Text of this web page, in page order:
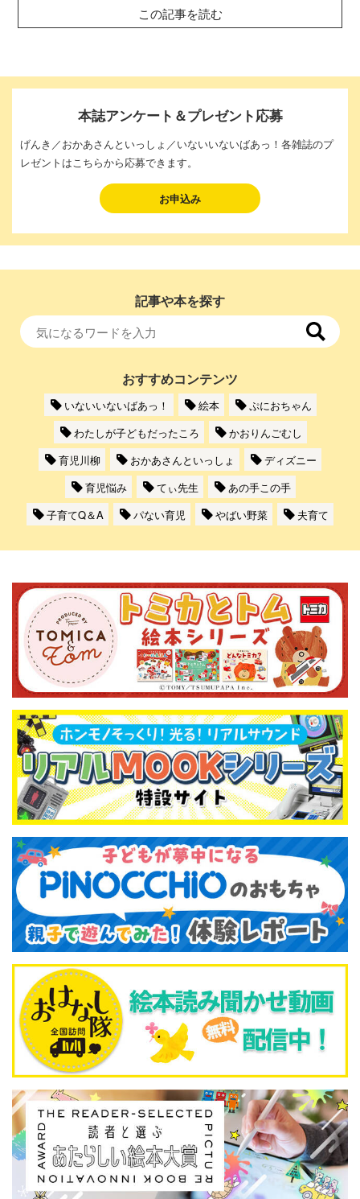
この記事を読む
本誌アンケート＆プレゼント応募
げんき／おかあさんといっしょ／いないいないばあっ！各雑誌のプ
レゼントはこちらから応募できます。
お申込み
記事や本を探す
おすすめコンテンツ
いないいないばあっ！ 絵本
ぷにおちゃん
わたしが子どもだったころ
かおりんごむし
育児川柳
おかあさんといっしょ
ディズニー
育児悩み
てぃ先生
あの手この手
子育てQ＆A
パない育児 やばい野菜 夫育て